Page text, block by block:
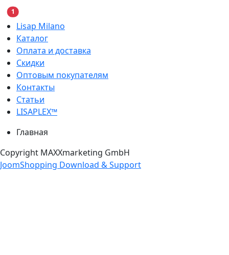
1 В корзину
Lisap Milano
Каталог
Оплата и доставка
Скидки
Оптовым покупателям
Контакты
Статьи
LISAPLEX™
Главная
Copyright MAXXmarketing GmbH
JoomShopping Download & Support